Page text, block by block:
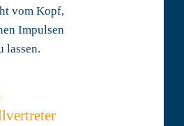
vom Kopf,
Impulsen
lassen.